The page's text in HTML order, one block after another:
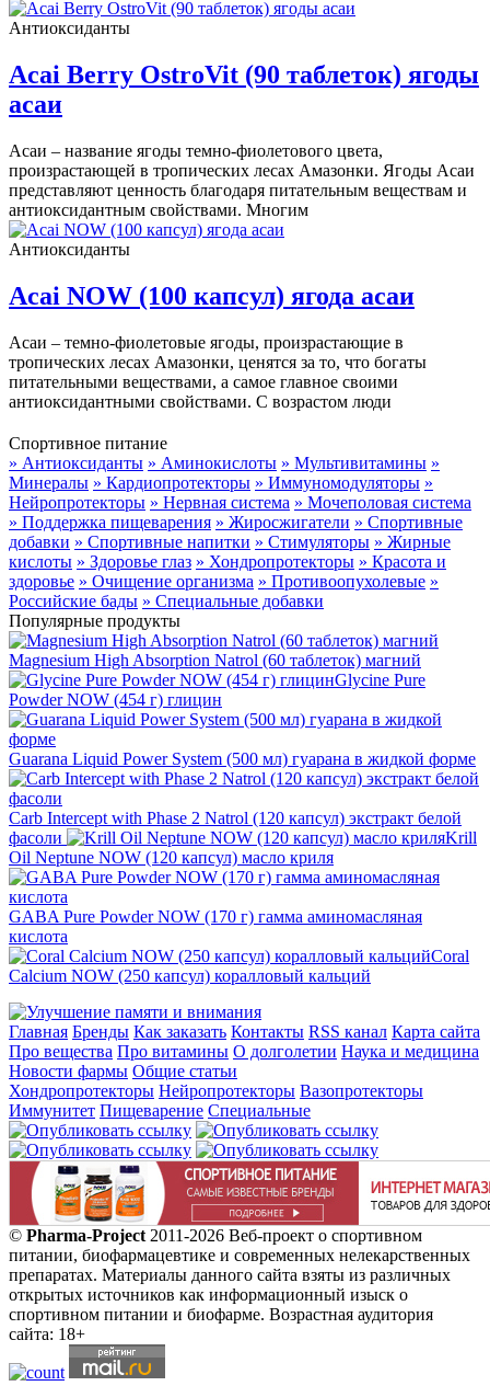
Антиоксиданты
Acai Berry OstroVit (90 таблеток) ягоды
асаи
Асаи – название ягоды темно-фиолетового цвета,
произрастающей в тропических лесах Амазонки. Ягоды Асаи
представляют ценность благодаря питательным веществам и
антиоксидантным свойствами. Многим
Антиоксиданты
Acai NOW (100 капсул) ягода асаи
Асаи – темно-фиолетовые ягоды, произрастающие в
тропических лесах Амазонки, ценятся за то, что богаты
питательными веществами, а самое главное своими
антиоксидантными свойствами. С возрастом люди
Спортивное питание
» Антиоксиданты » Аминокислоты » Мультивитамины »
Минералы » Кардиопротекторы » Иммуномодуляторы »
Нейропротекторы » Нервная система » Мочеполовая система
» Поддержка пищеварения » Жиросжигатели » Спортивные
добавки » Спортивные напитки » Стимуляторы » Жирные
кислоты » Здоровье глаз » Хондропротекторы » Красота и
здоровье » Очищение организма » Противоопухолевые »
Российские бады » Специальные добавки
Популярные продукты
Magnesium High Absorption Natrol (60 таблеток) магний
Glycine Pure
Powder NOW (454 г) глицин
Guarana Liquid Power System (500 мл) гуарана в жидкой форме
Carb Intercept with Phase 2 Natrol (120 капсул) экстракт белой
фасоли
Krill
Oil Neptune NOW (120 капсул) масло криля
GABA Pure Powder NOW (170 г) гамма аминомасляная
кислота
Coral
Calcium NOW (250 капсул) коралловый кальций
Главная Бренды Как заказать Контакты RSS канал Карта сайта
Про вещества Про витамины О долголетии Наука и медицина
Новости фармы Общие статьи
Хондропротекторы Нейропротекторы Вазопротекторы
Иммунитет Пищеварение Специальные
© Pharma-Project 2011-2026 Веб-проект о спортивном
питании, биофармацевтике и современных нелекарственных
препаратах. Материалы данного сайта взяты из различных
открытых источников как информационный изыск о
спортивном питании и биофарме. Возрастная аудитория
сайта: 18+